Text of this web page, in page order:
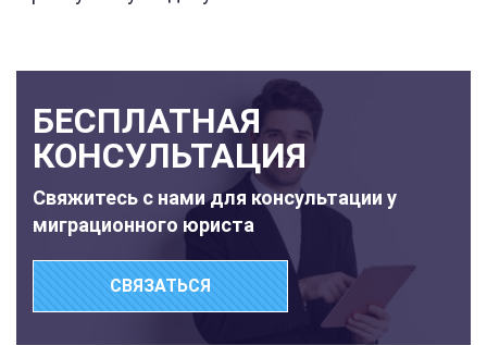
БЕСПЛАТНАЯ
КОНСУЛЬТАЦИЯ
Свяжитесь с нами для консультации у
миграционного юриста
СВЯЗАТЬСЯ